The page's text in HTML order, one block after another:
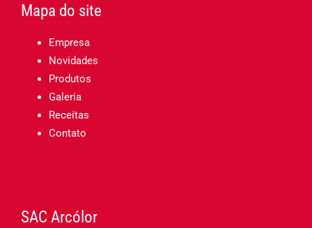
Mapa do site
Empresa
Novidades
Produtos
Galeria
Receitas
Contato
SAC Arcólor